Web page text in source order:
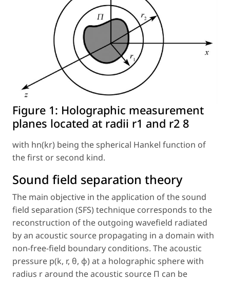
Figure 1: Holographic measurement
planes located at radii r1 and r2 8
with hn(kr) being the spherical Hankel function of
the first or second kind.
Sound field separation theory
The main objective in the application of the sound
field separation (SFS) technique corresponds to the
reconstruction of the outgoing wavefield radiated
by an acoustic source propagating in a domain with
non-free-field boundary conditions. The acoustic
pressure p(k, r, θ, φ) at a holographic sphere with
radius r around the acoustic source Π can be